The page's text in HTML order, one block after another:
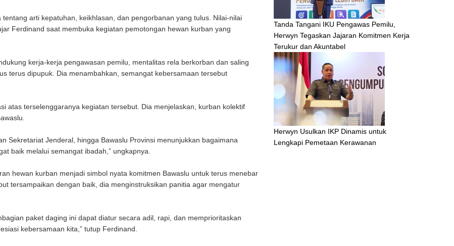
arti kepatuhan, keikhlasan, dan pengorbanan yang tulus. Nilai-nilai
Ferdinand saat membuka kegiatan pemotongan hewan kurban yang
kerja-kerja pengawasan pemilu, mentalitas rela berkorban dan saling
terus dipupuk. Dia menambahkan, semangat kebersamaan tersebut
atas terselenggaranya kegiatan tersebut. Dia menjelaskan, kurban kolektif
Sekretariat Jenderal, hingga Bawaslu Provinsi menunjukkan bagaimana
baik melalui semangat ibadah,” ungkapnya.
hewan kurban menjadi simbol nyata komitmen Bawaslu untuk terus menebar
tersampaikan dengan baik, dia menginstruksikan panitia agar mengatur
paket daging ini dapat diatur secara adil, rapi, dan memprioritaskan
kebersamaan kita,” tutup Ferdinand.
Tanda Tangani IKU Pengawas Pemilu,
Herwyn Tegaskan Jajaran Komitmen Kerja
Terukur dan Akuntabel
Herwyn Usulkan IKP Dinamis untuk
Lengkapi Pemetaan Kerawanan